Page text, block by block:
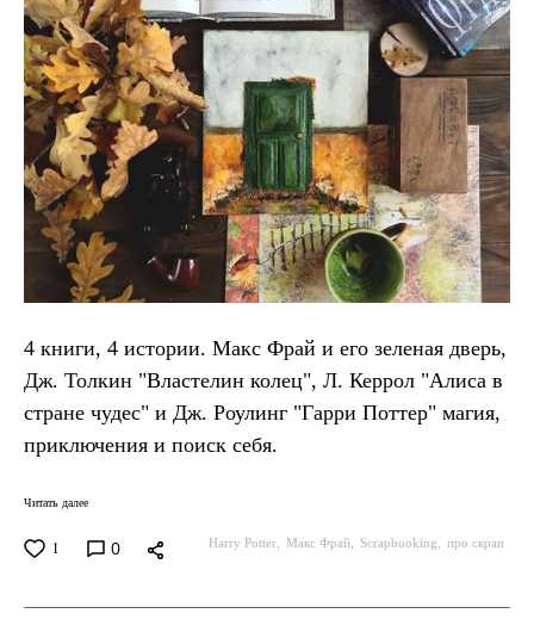
1 0 Harry Potter Макс Фрай Scrapbooking про скрап
4 книги, 4 истории. Макс Фрай и его зеленая дверь,
Дж. Толкин "Властелин колец", Л. Керрол "Алиса в
стране чудес" и Дж. Роулинг "Гарри Поттер" магия,
приключения и поиск себя.
Читать далее